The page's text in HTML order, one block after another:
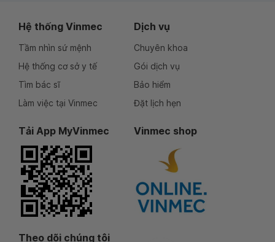
Hệ thống Vinmec
Tầm nhìn sứ mệnh
Hệ thống cơ sở y tế
Tìm bác sĩ
Làm việc tại Vinmec
Dịch vụ
Chuyên khoa
Gói dịch vụ
Bảo hiểm
Đặt lịch hẹn
Tải App MyVinmec Vinmec shop
Theo dõi chúng tôi